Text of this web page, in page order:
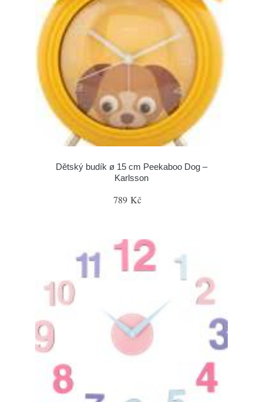
Dětský budík ø 15 cm Peekaboo Dog –
Karlsson
789 Kč